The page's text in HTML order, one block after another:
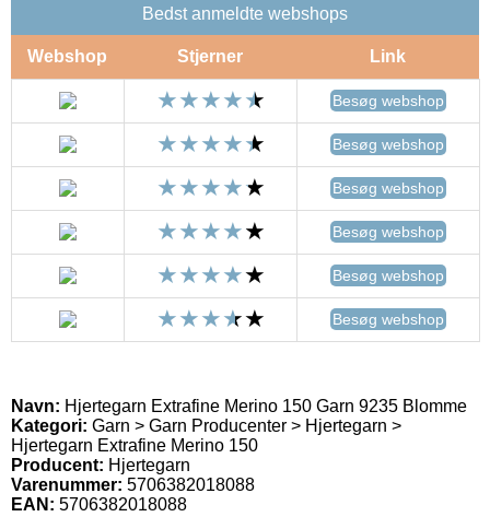
Bedst anmeldte webshops
Webshop Stjerner Link
Besøg webshop
Besøg webshop
Besøg webshop
Besøg webshop
Besøg webshop
Besøg webshop
Navn: Hjertegarn Extrafine Merino 150 Garn 9235 Blomme
Kategori: Garn > Garn Producenter > Hjertegarn >
Hjertegarn Extrafine Merino 150
Producent: Hjertegarn
Varenummer: 5706382018088
EAN: 5706382018088